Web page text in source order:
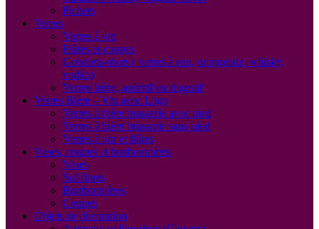
Pichets
Verres
Verres à vin
Flûtes et coupes
Gobelets-shots ( verres à eau, orangeade, whisky,
vodka)
Verres bière, apéritif ou digestif
Verres Bière – Vin avec Logo
Verres à bière brasserie avec pied
Verres à bière brasserie sans pied
Verres à vin et flûtes
Vases, coupes et bonbonnières
Vases
Soliflores
Bonbonnières
Coupes
Objets de décoration